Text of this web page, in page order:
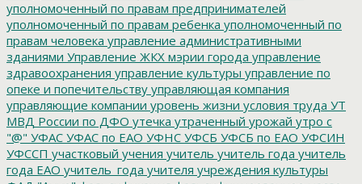
уполномоченный по правам предпринимателей
уполномоченный по правам ребенка уполномоченный по
правам человека управление административными
зданиями Управление ЖКХ мэрии города управление
здравоохранения управление культуры управление по
опеке и попечительству управляющая компания
управляющие компании уровень жизни условия труда УТ
МВД России по ДФО утечка утраченный урожай утро с
"@" УФАС УФАС по ЕАО УФНС УФСБ УФСБ по ЕАО УФСИН
УФССП участковый учения учитель учитель года учитель
года ЕАО учитель_года учителя учреждения культуры